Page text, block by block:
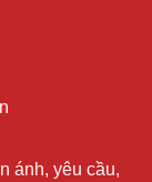
ánh, yêu cầu,